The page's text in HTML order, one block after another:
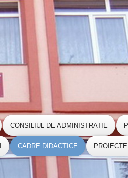
CONSILIUL DE ADMINISTRATIE
CADRE DIDACTICE PROIECTE